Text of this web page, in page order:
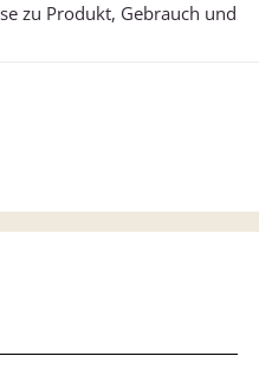
zu Produkt, Gebrauch und